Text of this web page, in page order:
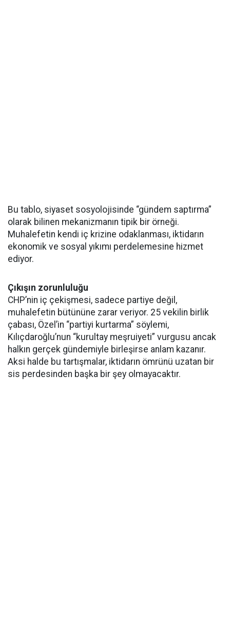
Bu tablo, siyaset sosyolojisinde “gündem saptırma”
olarak bilinen mekanizmanın tipik bir örneği.
Muhalefetin kendi iç krizine odaklanması, iktidarın
ekonomik ve sosyal yıkımı perdelemesine hizmet
ediyor.
Çıkışın zorunluluğu
CHP’nin iç çekişmesi, sadece partiye değil,
muhalefetin bütününe zarar veriyor. 25 vekilin birlik
çabası, Özel’in “partiyi kurtarma” söylemi,
Kılıçdaroğlu’nun “kurultay meşruiyeti” vurgusu ancak
halkın gerçek gündemiyle birleşirse anlam kazanır.
Aksi halde bu tartışmalar, iktidarın ömrünü uzatan bir
sis perdesinden başka bir şey olmayacaktır.